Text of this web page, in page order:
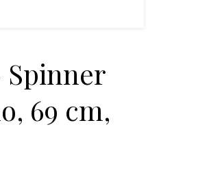
Spinner
69 cm,